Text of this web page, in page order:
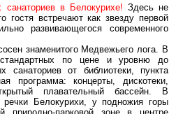
в Белокурихе! Здесь не
гостя встречают как звезду первой
развивающегося современного
знаменитого Медвежьего лога. В
по цене и уровню до
санаториев от библиотеки, пункта
программа: концерты, дискотеки,
плавательный бассейн. В
Белокурихи, у подножия горы